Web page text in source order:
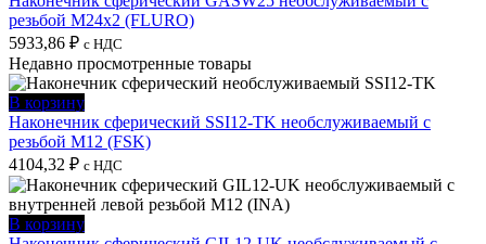
резьбой M24х2 (FLURO)
5933,86 ₽ с НДС
Недавно просмотренные товары
В корзину
Наконечник сферический SSI12-TK необслуживаемый с
резьбой M12 (FSK)
4104,32 ₽ с НДС
В корзину